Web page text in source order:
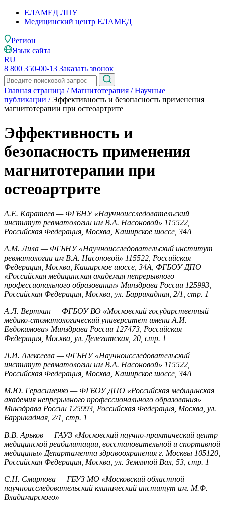
ЕЛАМЕД ЛПУ
Медицинский центр ЕЛАМЕД
Регион
Язык сайта
RU
8 800 350-00-13 Заказать звонок
Главная страница /Магнитотерапия /Научные
публикации /Эффективность и безопасность применения
магнитотерапии при остеоартрите
Эффективность и
безопасность применения
магнитотерапии при
остеоартрите
А.Е. Каратеев — ФГБНУ «Научноисследовательский
институт ревматологии им В.А. Насоновой» 115522,
Российская Федерация, Москва, Каширское шоссе, 34А
А.М. Лила — ФГБНУ «Научноисследовательский институт
ревматологии им В.А. Насоновой» 115522, Российская
Федерация, Москва, Каширское шоссе, 34А, ФГБОУ ДПО
«Российская медицинская академия непрерывного
профессионального образования» Минздрава России 125993,
Российская Федерация, Москва, ул. Баррикадная, 2/1, стр. 1
А.Л. Верткин — ФГБОУ ВО «Московский государственный
медико-стоматологический университет имени А.И.
Евдокимова» Минздрава России 127473, Российская
Федерация, Москва, ул. Делегатская, 20, стр. 1
Л.И. Алексеева — ФГБНУ «Научноисследовательский
институт ревматологии им В.А. Насоновой» 115522,
Российская Федерация, Москва, Каширское шоссе, 34А
М.Ю. Герасименко — ФГБОУ ДПО «Российская медицинская
академия непрерывного профессионального образования»
Минздрава России 125993, Российская Федерация, Москва, ул.
Баррикадная, 2/1, стр. 1
В.В. Арьков — ГАУЗ «Московский научно-практический центр
медицинской реабилитации, восстановительной и спортивной
медицины» Департамента здравоохранения г. Москвы 105120,
Российская Федерация, Москва, ул. Земляной Вал, 53, стр. 1
С.Н. Смирнова — ГБУЗ МО «Московский областной
научноисследовательский клинический институт им. М.Ф.
Владимирского»